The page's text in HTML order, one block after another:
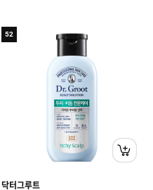
52
닥터그루트